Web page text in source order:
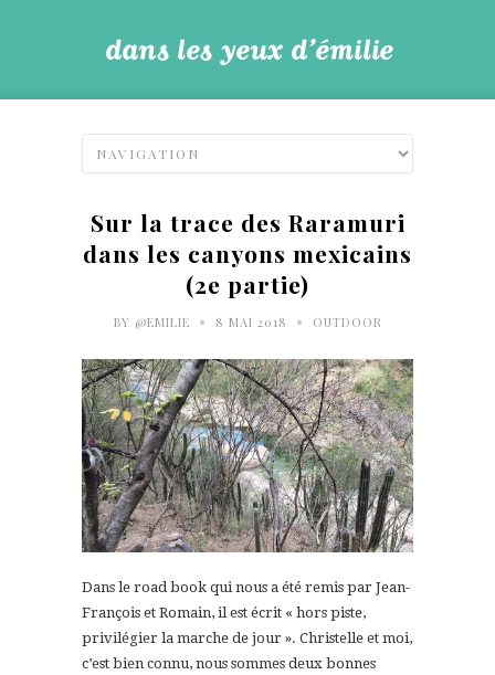
Sur la trace des Raramuri
dans les canyons mexicains
(2e partie)
BY @EMILIE • 8 MAI 2018 • OUTDOOR
Dans le road book qui nous a été remis par Jean-
François et Romain, il est écrit « hors piste,
privilégier la marche de jour ». Christelle et moi,
c’est bien connu, nous sommes deux bonnes